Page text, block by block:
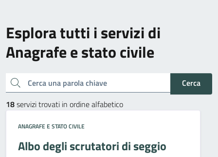
Esplora tutti i servizi di
Anagrafe e stato civile
Cerca una parola chiave
Cerca
18servizi trovati in ordine alfabetico
ANAGRAFE E STATO CIVILE
Albo degli scrutatori di seggio